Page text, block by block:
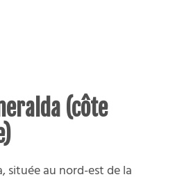
(côte
située au nord-est de la